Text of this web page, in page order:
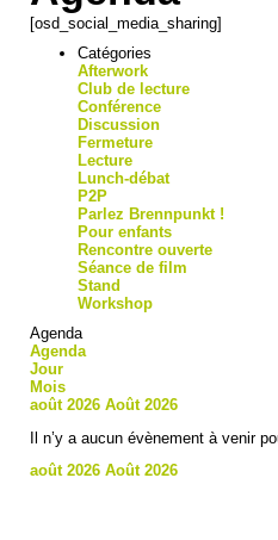
[osd_social_media_sharing]
Catégories
Afterwork
Club de lecture
Conférence
Discussion
Fermeture
Lecture
Lunch-débat
P2P
Parlez Brennpunkt !
Pour enfants
Rencontre ouverte
Séance de film
Stand
Workshop
Agenda
Agenda
Jour
Mois
août 2026 Août 2026
Il n’y a aucun évènement à venir
août 2026 Août 2026